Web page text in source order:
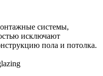
системы,
исключают
пола и потолка.